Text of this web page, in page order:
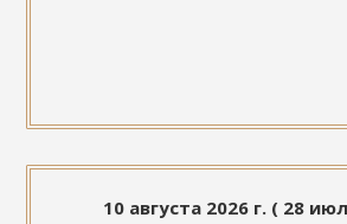
10 августа 2026 г. ( 28